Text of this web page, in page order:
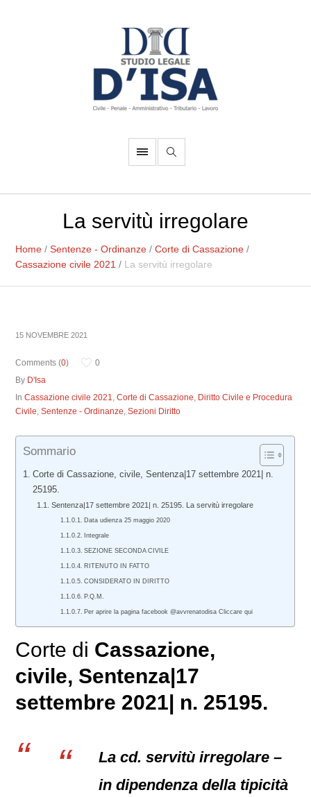
La servitù irregolare
Home /Sentenze - Ordinanze /Corte di Cassazione /
Cassazione civile 2021 / La servitù irregolare
15 NOVEMBRE 2021
Comments (0)
0
By D'Isa
InCassazione civile 2021,Corte di Cassazione, Diritto Civile e Procedura
Civile,Sentenze - Ordinanze,Sezioni Diritto
Sommario
Corte di Cassazione, civile, Sentenza|17 settembre 2021| n.
25195.
Sentenza|17 settembre 2021| n. 25195. La servitù irregolare
Data udienza 25 maggio 2020
Integrale
SEZIONE SECONDA CIVILE
RITENUTO IN FATTO
CONSIDERATO IN DIRITTO
P.Q.M.
Per aprire la pagina facebook @avvrenatodisa Cliccare qui
Corte di Cassazione,
civile, Sentenza|17
settembre 2021| n. 25195.
La cd. servitù irregolare –
in dipendenza della tipicità